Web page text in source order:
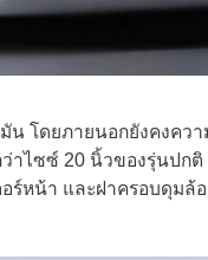
โดยภายนอกยังคงควา
ไซซ์ 20 นิ้วของรุ่นปก
หน้า และฝาครอบดุมล้